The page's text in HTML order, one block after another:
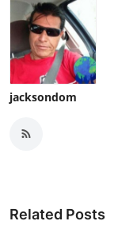
jacksondom
Related Posts